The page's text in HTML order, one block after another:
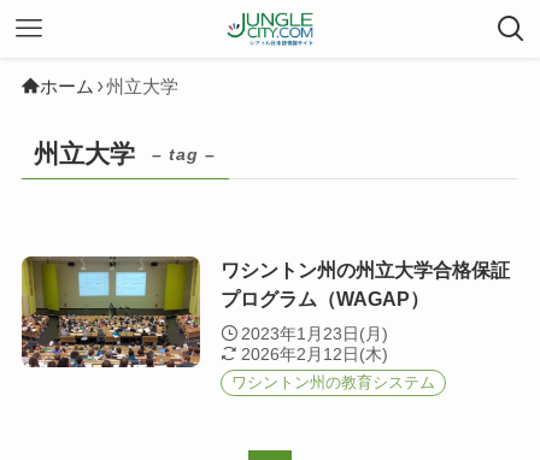
ホーム 州立大学
州立大学 – tag –
ワシントン州の州立大学合格保証
プログラム（WAGAP）
2023年1月23日(月)
2026年2月12日(木)
ワシントン州の教育システム